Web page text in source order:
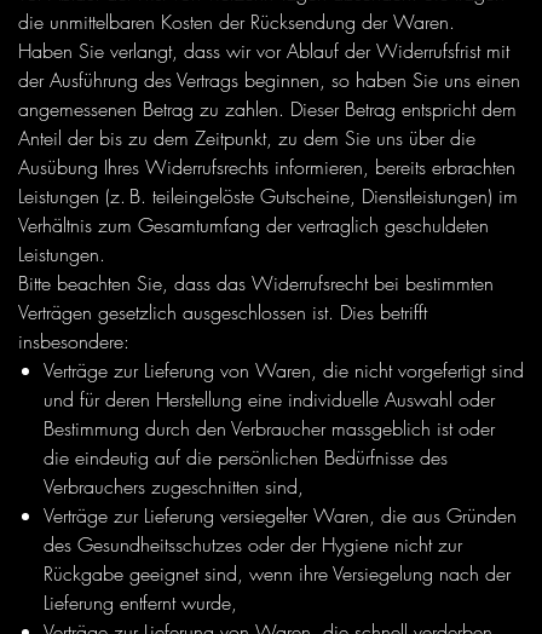
die unmittelbaren Kosten der Rücksendung der Waren.
Haben Sie verlangt, dass wir vor Ablauf der Widerrufsfrist mit
der Ausführung des Vertrags beginnen, so haben Sie uns einen
angemessenen Betrag zu zahlen. Dieser Betrag entspricht dem
Anteil der bis zu dem Zeitpunkt, zu dem Sie uns über die
Ausübung Ihres Widerrufsrechts informieren, bereits erbrachten
Leistungen (z. B. teileingelöste Gutscheine, Dienstleistungen) im
Verhältnis zum Gesamtumfang der vertraglich geschuldeten
Leistungen.
Bitte beachten Sie, dass das Widerrufsrecht bei bestimmten
Verträgen gesetzlich ausgeschlossen ist. Dies betrifft
insbesondere:
Verträge zur Lieferung von Waren, die nicht vorgefertigt sind
und für deren Herstellung eine individuelle Auswahl oder
Bestimmung durch den Verbraucher massgeblich ist oder
die eindeutig auf die persönlichen Bedürfnisse des
Verbrauchers zugeschnitten sind,
Verträge zur Lieferung versiegelter Waren, die aus Gründen
des Gesundheitsschutzes oder der Hygiene nicht zur
Rückgabe geeignet sind, wenn ihre Versiegelung nach der
Lieferung entfernt wurde,